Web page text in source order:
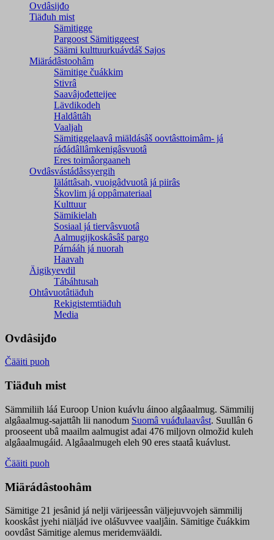
Ovdâsijđo
Tiäđuh mist
Sämitigge
Pargoost Sämitiggeest
Säämi kulttuurkuávdáš Sajos
Miärádâstoohâm
Sämitige čuákkim
Stivrâ
Saavâjođetteijee
Lävdikodeh
Haldâttâh
Vaaljah
Sämitiggelaavâ miäldásâš oovtâsttoimâm- já
ráđádâllâmkenigâsvuotâ
Eres toimâorgaaneh
Ovdâsvástádâssyergih
Iäláttâsah, vuoigâdvuotâ já piirâs
Škovlim já oppâmateriaal
Kulttuur
Sämikielah
Sosiaal já tiervâsvuotâ
Aalmugijkoskâsâš pargo
Párnááh já nuorah
Haavah
Äigikyevdil
Tábáhtusah
Ohtâvuotâtiäđuh
Rekigistemtiäđuh
Media
Ovdâsijđo
Čääiti puoh
Tiäđuh mist
Sämmiliih láá Euroop Union kuávlu áinoo algâaalmug. Sämmilij
algâaalmug-sajattâh lii nanodum Suomâ vuáđulaavâst. Suullân 6
prooseent ubâ maailm aalmugist ađai 476 miljovn olmožid kuleh
algâaalmugáid. Algâaalmugeh eleh 90 eres staatâ kuávlust.
Čääiti puoh
Miärádâstoohâm
Sämitige 21 jesânid já nelji värijeessân väljejuvvojeh sämmilij
kooskâst jyehi niäljád ive olášuvvee vaaljâin. Sämitige čuákkim
oovdâst Sämitige alemus meridemvääldi.